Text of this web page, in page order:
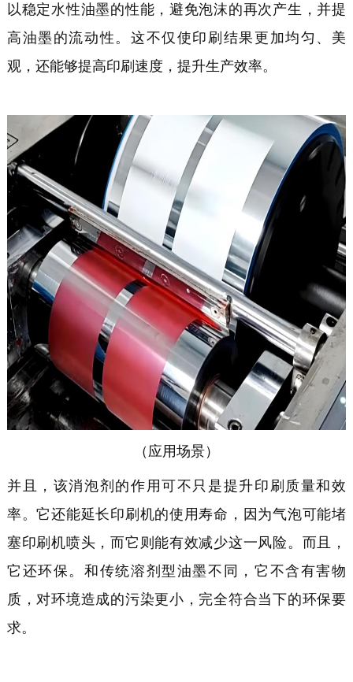
以稳定水性油墨的性能，避免泡沫的再次产生，并提
高油墨的流动性。这不仅使印刷结果更加均匀、美
观，还能够提高印刷速度，提升生产效率。
（应用场景）
并且，该消泡剂的作用可不只是提升印刷质量和效
率。它还能延长印刷机的使用寿命，因为气泡可能堵
塞印刷机喷头，而它则能有效减少这一风险。而且，
它 还环保。和传统溶剂型油墨不同， 它 不含有害物
质，对环境造成的污染更小，完全符合当下的环保要
求。